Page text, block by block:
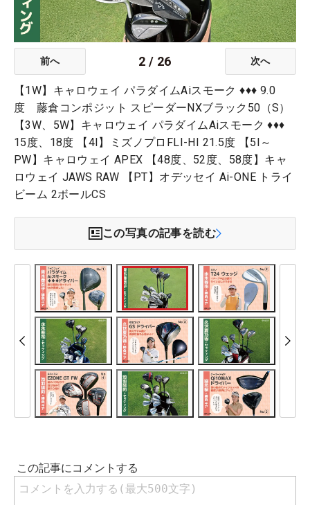
前へ 2 / 26 次へ
【1W】キャロウェイ パラダイムAiスモーク ♦♦♦ 9.0
度 藤倉コンポジット スピーダーNXブラック50（S）
【3W、5W】キャロウェイ パラダイムAiスモーク ♦♦♦
15度、18度 【4I】ミズノプロFLI-HI 21.5度 【5I～
PW】キャロウェイ APEX 【48度、52度、58度】キャ
ロウェイ JAWS RAW 【PT】オデッセイ Ai-ONE トライ
ビーム 2ボールCS
この写真の記事を読む